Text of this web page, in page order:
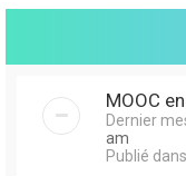
MOOC
Dernier
am
Publié dans